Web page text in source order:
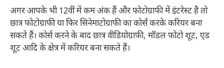
अगर आपके भी 12वीं में कम अंक हैं और फोटोग्राफी में इंटरेस्ट है तो
छात्र फोटोग्राफी या फिर सिनेमाटोग्राफी का कोर्स करके करियर बना
सकते हैं। कोर्स करने के बाद छात्र वीडियोग्राफी, मॉडल फोटो शूट, एड
शूट आदि के क्षेत्र में करियर बना सकते हैं।